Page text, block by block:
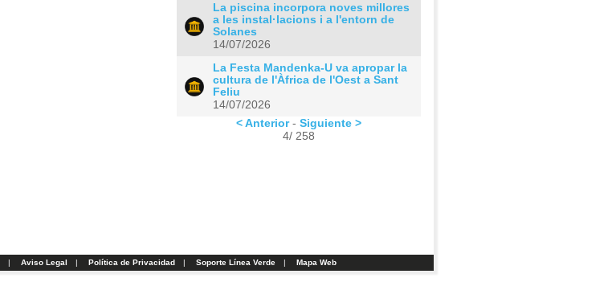
La piscina incorpora noves millores
a les instal·lacions i a l'entorn de
Solanes
14/07/2026
La Festa Mandenka-U va apropar la
cultura de l'Àfrica de l'Oest a Sant
Feliu
14/07/2026
< Anterior- Siguiente >
4/ 258
| Aviso Legal | Política de Privacidad | Soporte Línea Verde | Mapa Web